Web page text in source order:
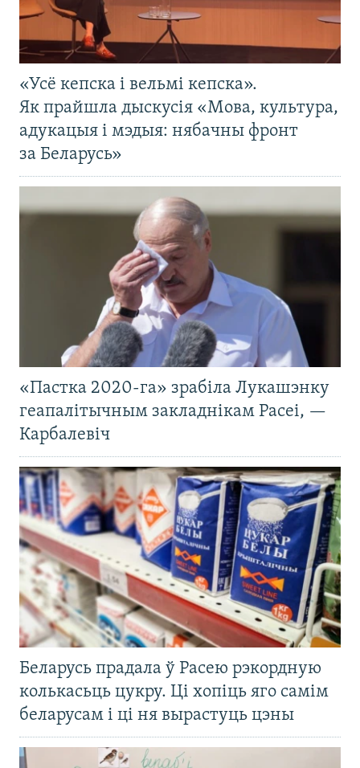
«Усё кепска і вельмі кепска».
Як прайшла дыскусія «Мова, культура,
адукацыя і мэдыя: нябачны фронт
за Беларусь»
«Пастка 2020-га» зрабіла Лукашэнку
геапалітычным закладнікам Расеі, —
Карбалевіч
Беларусь прадала ў Расею рэкордную
колькасьць цукру. Ці хопіць яго самім
беларусам і ці ня вырастуць цэны